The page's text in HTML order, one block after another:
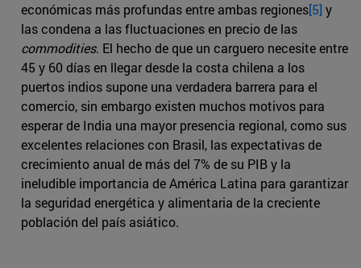
económicas más profundas entre ambas regiones[5] y
las condena a las fluctuaciones en precio de las
commodities. El hecho de que un carguero necesite entre
45 y 60 días en llegar desde la costa chilena a los
puertos indios supone una verdadera barrera para el
comercio, sin embargo existen muchos motivos para
esperar de India una mayor presencia regional, como sus
excelentes relaciones con Brasil, las expectativas de
crecimiento anual de más del 7% de su PIB y la
ineludible importancia de América Latina para garantizar
la seguridad energética y alimentaria de la creciente
población del país asiático.